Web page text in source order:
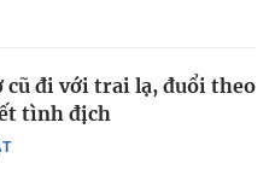
cũ đi với trai lạ, đuổi theo
tình địch